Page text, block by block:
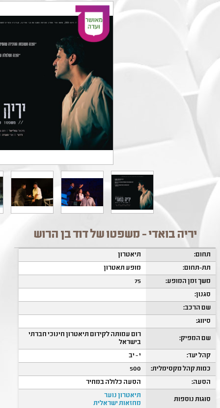
יריה בואדי - משפטו של דוד בן הרוש
תחום:
תיאטרון
תת-תחום:
מופע תאטרון
משך זמן המופע:
75
סגנון:
שם הרכב:
סיווג:
שם המפיק:
רום עמותה לקידום תיאטרון חינוכי חברתי
בישראל
קהל יעד:
י - יב
כמות קהל מקסימלית:
500
הסעה:
הסעה כלולה במחיר
סוגות נוספות
תיאטרון נוער
מחזאות ישראלית